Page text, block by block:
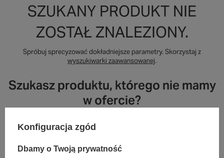
SZUKANY PRODUKT NIE
ZOSTAŁ ZNALEZIONY.
Spróbuj sprecyzować dokładniejsze parametry. Skorzystaj z
wyszukiwarki zaawansowanej.
Szukasz produktu, którego nie mamy
w ofercie?
Jeśli nie znalazłeś w naszej ofercie produktu, a chciałbyś kupić go w
przesłać nam opis szukanego przedmiotu. Aby móc to zrobić musisz
zalogowany
Konfiguracja zgód
Dbamy o Twoją prywatność